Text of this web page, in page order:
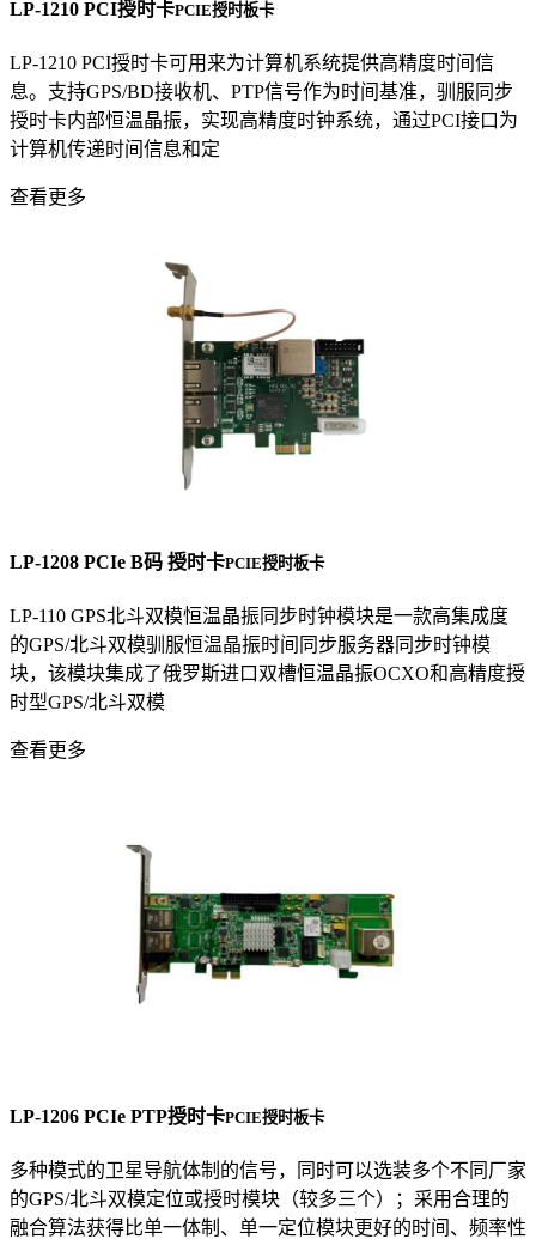
LP-1210 PCI授时卡PCIE授时板卡
LP-1210 PCI授时卡可用来为计算机系统提供高精度时间信
息。支持GPS/BD接收机、PTP信号作为时间基准，驯服同步
授时卡内部恒温晶振，实现高精度时钟系统，通过PCI接口为
计算机传递时间信息和定
查看更多
LP-1208 PCIe B码 授时卡PCIE授时板卡
LP-110 GPS北斗双模恒温晶振同步时钟模块是一款高集成度
的GPS/北斗双模驯服恒温晶振时间同步服务器同步时钟模
块，该模块集成了俄罗斯进口双槽恒温晶振OCXO和高精度授
时型GPS/北斗双模
查看更多
LP-1206 PCIe PTP授时卡PCIE授时板卡
多种模式的卫星导航体制的信号，同时可以选装多个不同厂家
的GPS/北斗双模定位或授时模块（较多三个）；采用合理的
融合算法获得比单一体制、单一定位模块更好的时间、频率性